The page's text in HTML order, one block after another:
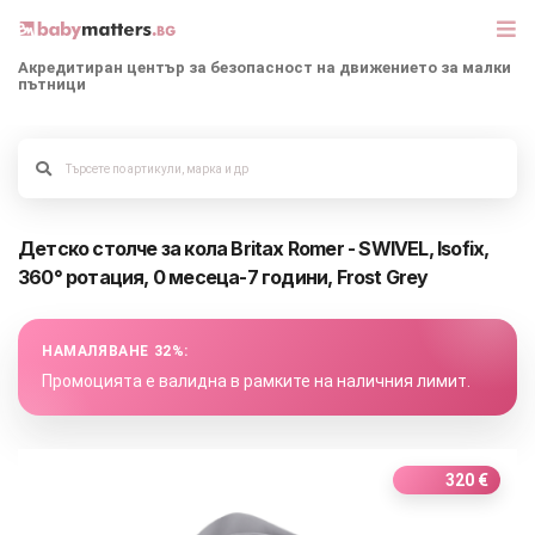
СЕДЛАЧКА ЗА КОЛА
Акредитиран център за безопасност на движението за малки
пътници
Детско столче за кола Britax Romer - SWIVEL, Isofix,
360° ротация, 0 месеца-7 години, Frost Grey
НАМАЛЯВАНЕ 32%:
Промоцията е валидна в рамките на наличния лимит.
320 €
Alege culoarea cadrului